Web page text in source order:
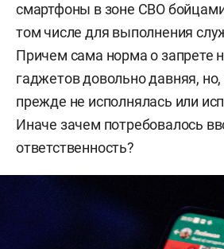
смартфоны в зоне СВО
том числе для выполнения
Причем сама норма о запрете
гаджетов довольно давняя, но,
прежде не исполнялась или
Иначе зачем потребовалось
ответственность?